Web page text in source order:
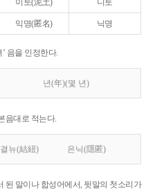
이토(泥土) 니토
익명(匿名) 닉명
음을 인정한다.
년(年)(몇 년)
음대로 적는다.
결뉴(結紐) 은닉(隱匿)
된 말이나 합성어에서, 뒷말의 첫소리가